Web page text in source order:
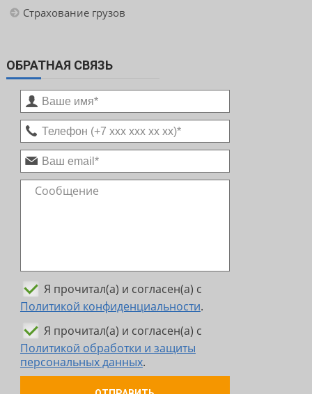
Страхование грузов
ОБРАТНАЯ СВЯЗЬ
Я прочитал(а) и согласен(а) с
Политикой конфиденциальности.
Я прочитал(а) и согласен(а) с
Политикой обработки и защиты
персональных данных.